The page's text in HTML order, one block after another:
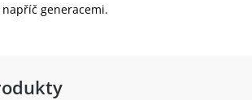
generacemi.